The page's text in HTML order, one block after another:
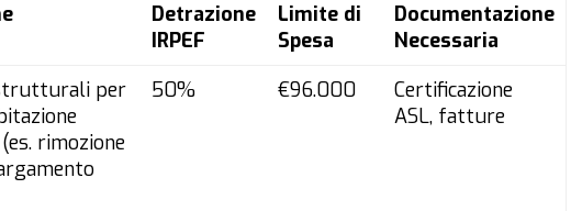
Detrazione
IRPEF
Limite di
Spesa
Documentazione
Necessaria
per
rimozione
50% €96.000
Certificazione
ASL, fatture